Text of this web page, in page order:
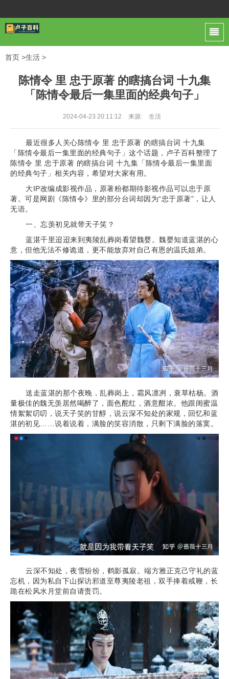
首页 >生活 >
陈情令 里 忠于原著 的瞎搞台词 十九集
「陈情令最后一集里面的经典句子」
2024-04-23 20:11:12 来源: 生活
最近很多人关心陈情令 里 忠于原著 的瞎搞台词 十九集
「陈情令最后一集里面的经典句子」这个话题，卢子百科整理了
陈情令 里 忠于原著 的瞎搞台词 十九集「陈情令最后一集里面
的经典句子」相关内容，希望对大家有用。
大IP改编成影视作品，原著粉都期待影视作品可以忠于原
著。可是网剧《陈情令》里的部分台词却因为“忠于原著”，让人
无语。
一、忘羡初见就带天子笑？
蓝湛千里迢迢来到夷陵乱葬岗看望魏婴。魏婴知道蓝湛的心
意，但他无法不修诡道，更不能放弃对自己有恩的温氏姐弟。
送走蓝湛的那个夜晚，乱葬岗上，霜风凛冽，衰草枯杨。酒
量极佳的魏无羡居然喝醉了，面色酡红，酒意酣浓。他跟闺蜜温
情絮絮叨叨，说天子笑的甘醇，说云深不知处的家规，回忆和蓝
湛的初见……说着说着，满脸的笑容消散，只剩下满脸的落寞。
云深不知处，夜雪纷纷，鹤影孤寂。端方雅正克己守礼的蓝
忘机，因为私自下山探访邪道至尊夷陵老祖，双手捧着戒鞭，长
跪在松风水月堂前自请责罚。